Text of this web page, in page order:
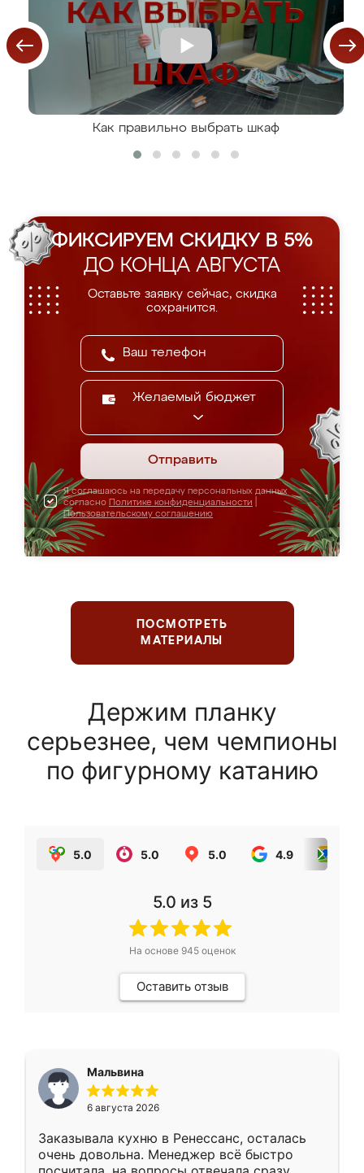
Как правильно выбрать шкаф
ФИКСИРУЕМ СКИДКУ В 5%
ДО КОНЦА АВГУСТА
Оставьте заявку сейчас, скидка
сохранится.
Желаемый бюджет
Отправить
Я соглашаюсь на передачу персональных данных
согласно Политике конфиденциальности
Пользовательскому соглашению
ПОСМОТРЕТЬ
МАТЕРИАЛЫ
Держим планку
серьезнее, чем чемпионы
по фигурному катанию
5.0 5.0 5.0 4.9
5.0 из 5
На основе 945оценок
Оставить отзыв
Мальвина
6 августа 2026
Заказывала кухню в Ренессанс, осталась
очень довольна. Менеджер всё быстро